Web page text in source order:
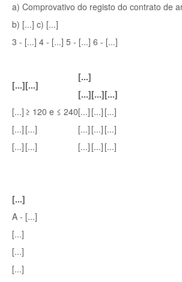
a) Comprovativo do registo do contrato de
b) [...] c) [...]
3 - [...] 4 - [...] 5 - [...] 6 - [...]
[...][...]
[...]
[...][...][...]
[...] ≥ 120 e ≤ 240[...] [...] [...]
[...] [...] [...] [...] [...]
[...] [...] [...] [...] [...]
[...]
A - [...]
[...]
[...]
[...]